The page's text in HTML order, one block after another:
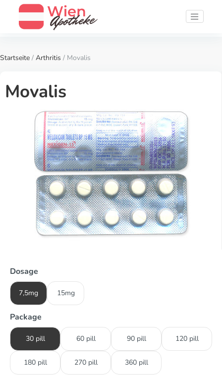
Startseite / Arthritis / Movalis
Movalis
Dosage
7,5mg 15mg
Package
30 pill 60 pill 90 pill 120 pill
180 pill 270 pill 360 pill